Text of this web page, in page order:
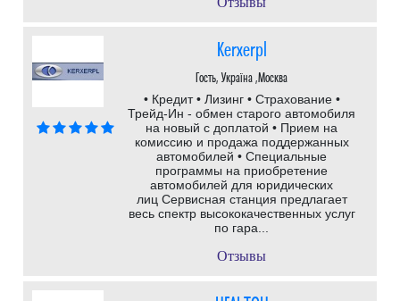
Kerxerpl
Гость, Україна ,Москва
• Кредит • Лизинг • Страхование •
Трейд-Ин - обмен старого автомобиля
на новый с доплатой • Прием на
комиссию и продажа поддержанных
автомобилей • Специальные
программы на приобретение
автомобилей для юридических
лиц Сервисная станция предлагает
весь спектр высококачественных услуг
по гара...
Отзывы